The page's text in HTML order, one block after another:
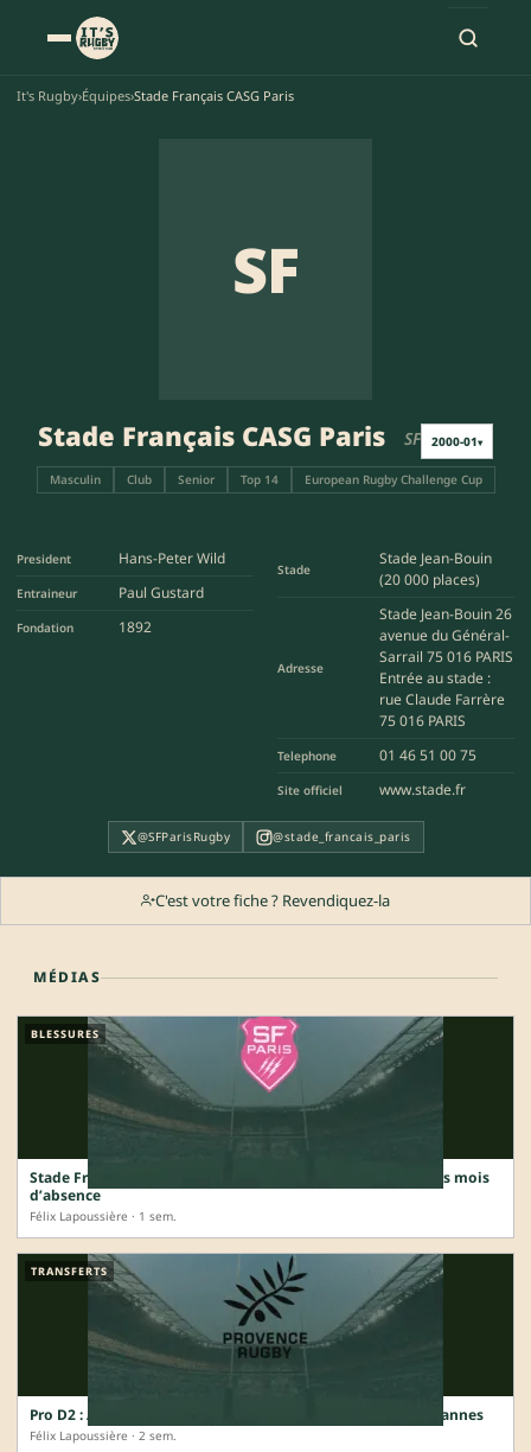
It's Rugby›Équipes›Stade Français CASG Paris
SF
Stade Français CASG Paris SF 2000-01▾
Masculin Club Senior Top 14 European Rugby Challenge Cup
President Hans-Peter Wild
Entraineur Paul Gustard
Fondation 1892
Stade
Stade Jean-Bouin
(20 000 places)
Adresse
Stade Jean-Bouin 26
avenue du Général-
Sarrail 75 016 PARIS
Entrée au stade :
rue Claude Farrère
75 016 PARIS
Telephone 01 46 51 00 75
Site officiel www.stade.fr
@SFParisRugby @stade_francais_paris
C'est votre fiche ? Revendiquez-la
MÉDIAS
BLESSURES
Stade Français : Romain Briatte opéré de l’épaule, plusieurs mois
d’absence
Félix Lapoussière · 1 sem.
TRANSFERTS
Pro D2 : Arthur Coville prolonge à Provence et renonce à Vannes
Félix Lapoussière · 2 sem.